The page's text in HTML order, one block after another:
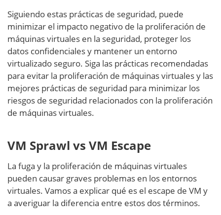
Siguiendo estas prácticas de seguridad, puede
minimizar el impacto negativo de la proliferación de
máquinas virtuales en la seguridad, proteger los
datos confidenciales y mantener un entorno
virtualizado seguro. Siga las prácticas recomendadas
para evitar la proliferación de máquinas virtuales y las
mejores prácticas de seguridad para minimizar los
riesgos de seguridad relacionados con la proliferación
de máquinas virtuales.
VM Sprawl vs VM Escape
La fuga y la proliferación de máquinas virtuales
pueden causar graves problemas en los entornos
virtuales. Vamos a explicar qué es el escape de VM y
a averiguar la diferencia entre estos dos términos.